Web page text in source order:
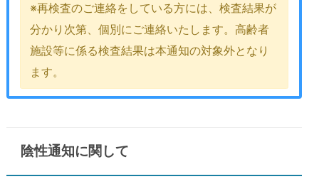
※再検査のご連絡をしている方には、検査結果が
分かり次第、個別にご連絡いたします。高齢者
施設等に係る検査結果は本通知の対象外となり
ます。
陰性通知に関して